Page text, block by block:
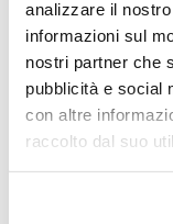
analizzare il
informazioni sul
nostri partner che
pubblicità e social
con altre
raccolto dal suo